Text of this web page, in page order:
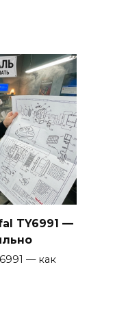
TY6991 —
— как